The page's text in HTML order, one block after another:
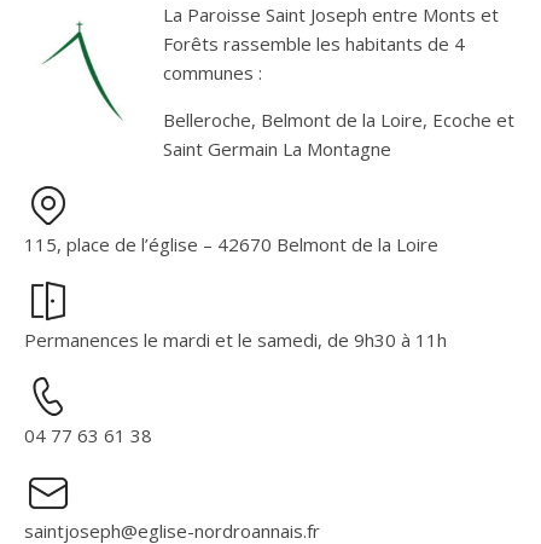
La Paroisse Saint Joseph entre Monts et
Forêts rassemble les habitants de 4
communes :
Belleroche, Belmont de la Loire, Ecoche et
Saint Germain La Montagne
115, place de l’église – 42670 Belmont de la Loire
Permanences le mardi et le samedi, de 9h30 à 11h
04 77 63 61 38
saintjoseph@eglise-nordroannais.fr